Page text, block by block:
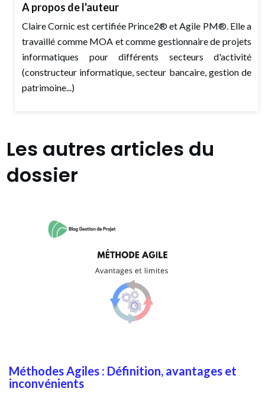
A propos de l'auteur
Claire Cornic est certifiée Prince2® et Agile PM®. Elle a
travaillé comme MOA et comme gestionnaire de projets
informatiques pour différents secteurs d'activité
(constructeur informatique, secteur bancaire, gestion de
patrimoine...)
Les autres articles du
dossier
Méthodes Agiles : Définition, avantages et
inconvénients